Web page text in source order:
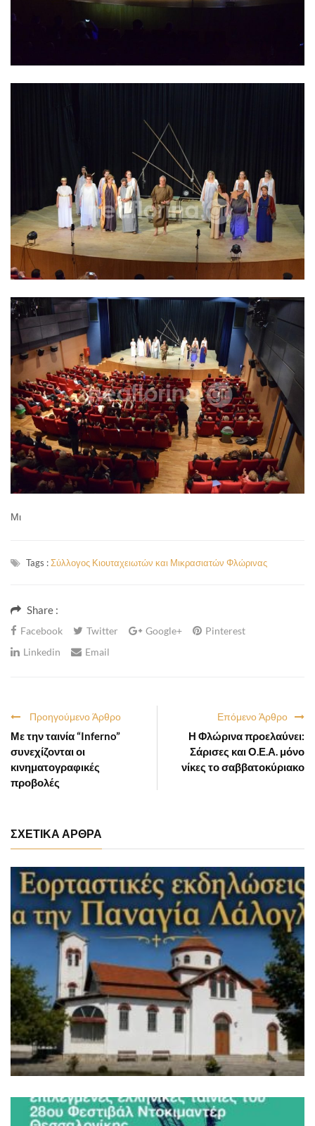
Μι
Tags :Σύλλογος Κιουταχειωτών και Μικρασιατών Φλώρινας
Share :
Facebook Twitter Google+
Pinterest
Linkedin
Email
Επόμενο Άρθρο
Η Φλώρινα προελαύνει:
Σάρισες και Ο.Ε.Α. μόνο
νίκες το σαββατοκύριακο
Προηγούμενο Άρθρο
Με την ταινία “Inferno”
συνεχίζονται οι
κινηματογραφικές
προβολές
ΣΧΕΤΙΚΑ ΑΡΘΡΑ